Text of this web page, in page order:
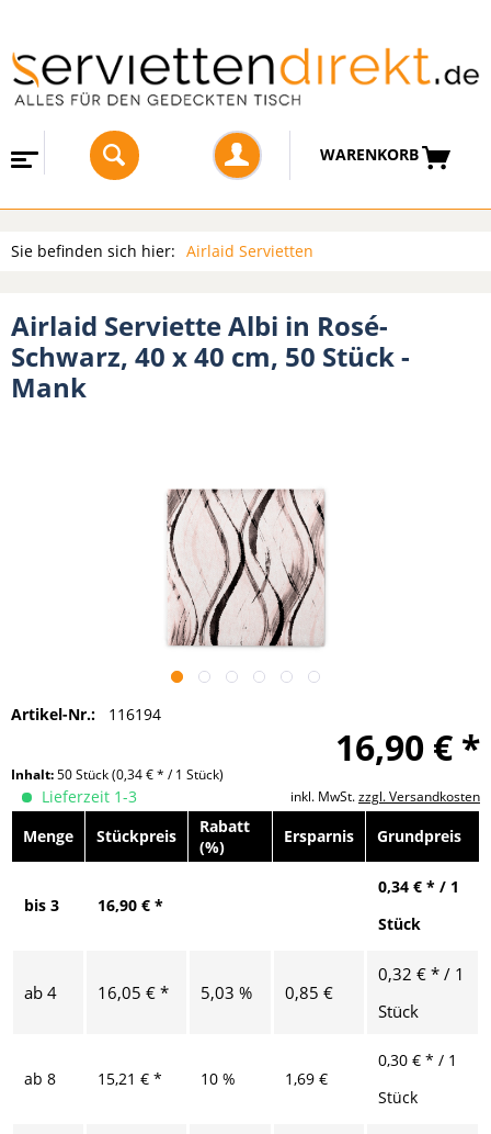
WARENKORB
Sie befinden sich hier: Airlaid Servietten
Airlaid Serviette Albi in Rosé-
Schwarz, 40 x 40 cm, 50 Stück -
Mank
Artikel-Nr.: 116194
16,90 € *
Inhalt:50 Stück(0,34 € * / 1 Stück)
inkl. MwSt.zzgl. Versandkosten
Lieferzeit 1-3
Menge
Stückpreis
Rabatt
(%)
Ersparnis Grundpreis
bis 3 16,90 € *
0,34 € * / 1
Stück
ab 4 16,05 € * 5,03 % 0,85 €
0,32 € * / 1
Stück
ab 8 15,21 € * 10 % 1,69 €
0,30 € * / 1
Stück